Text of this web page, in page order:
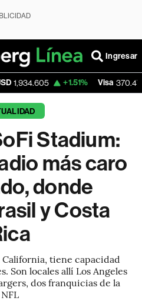
Ingresar
+1.51% Visa 370.47 +0.52%
Stadium:
más caro
donde
y Costa
tiene capacidad
Son locales allí Los Angeles
dos franquicias de la
NFL